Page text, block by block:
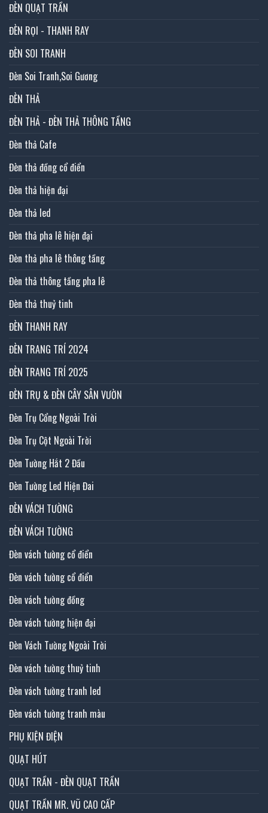
ĐÈN QUẠT TRẦN
ĐÈN RỌI - THANH RAY
ĐÈN SOI TRANH
Đèn Soi Tranh,Soi Gương
ĐÈN THẢ
ĐÈN THẢ - ĐÈN THẢ THÔNG TẦNG
Đèn thả Cafe
Đèn thả đồng cổ điển
Đèn thả hiện đại
Đèn thả led
Đèn thả pha lê hiện đại
Đèn thả pha lê thông tầng
Đèn thả thông tầng pha lê
Đèn thả thuỷ tinh
ĐÈN THANH RAY
ĐÈN TRANG TRÍ 2024
ĐÈN TRANG TRÍ 2025
ĐÈN TRỤ & ĐÈN CÂY SÂN VƯỜN
Đèn Trụ Cổng Ngoài Trời
Đèn Trụ Cột Ngoài Trời
Đèn Tường Hắt 2 Đầu
Đèn Tường Led Hiện Đai
ĐÈN VÁCH TƯỜNG
ĐÈN VÁCH TƯỜNG
Đèn vách tường cổ điển
Đèn vách tường cổ điển
Đèn vách tường đồng
Đèn vách tường hiện đại
Đèn Vách Tường Ngoài Trời
Đèn vách tường thuỷ tinh
Đèn vách tường tranh led
Đèn vách tường tranh màu
PHỤ KIỆN ĐIỆN
QUẠT HÚT
QUẠT TRẦN - ĐÈN QUẠT TRẦN
QUẠT TRẦN MR. VŨ CAO CẤP